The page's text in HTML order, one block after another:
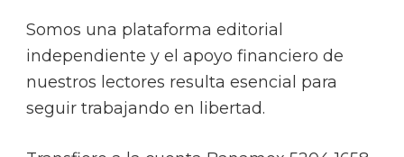
Somos una plataforma editorial
independiente y el apoyo financiero de
nuestros lectores resulta esencial para
seguir trabajando en libertad.